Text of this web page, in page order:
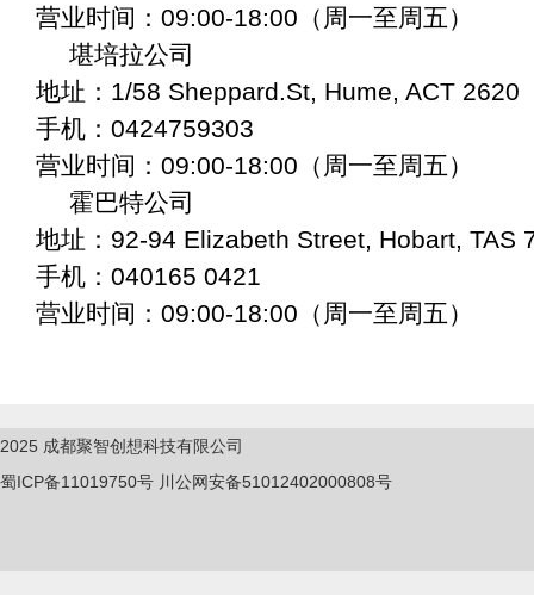
营业时间：09:00-18:00（周一至周五）
堪培拉公司
地址：1/58 Sheppard.St, Hume, ACT 2620
手机：0424759303
营业时间：09:00-18:00（周一至周五）
霍巴特公司
地址：92-94 Elizabeth Street, Hobart, TAS
手机：040165 0421
营业时间：09:00-18:00（周一至周五）
2025 成都聚智创想科技有限公司
蜀ICP备11019750号 川公网安备51012402000808号